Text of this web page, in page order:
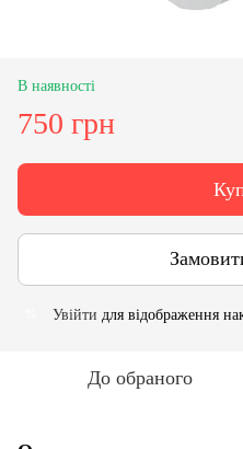
В наявності
750 грн
Увійти для відображення
До обраного